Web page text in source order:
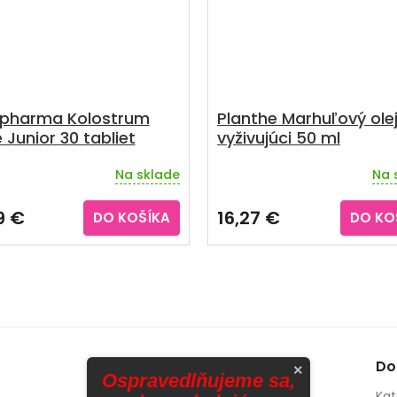
Kolostrum
Junior 30 tabliet
Na sklade
€ DO KOŠÍKA
Planthe Marhuľový olej
vyživujúci 50 ml
Na
16,27 € DO
×
Ospravedlňujeme sa,